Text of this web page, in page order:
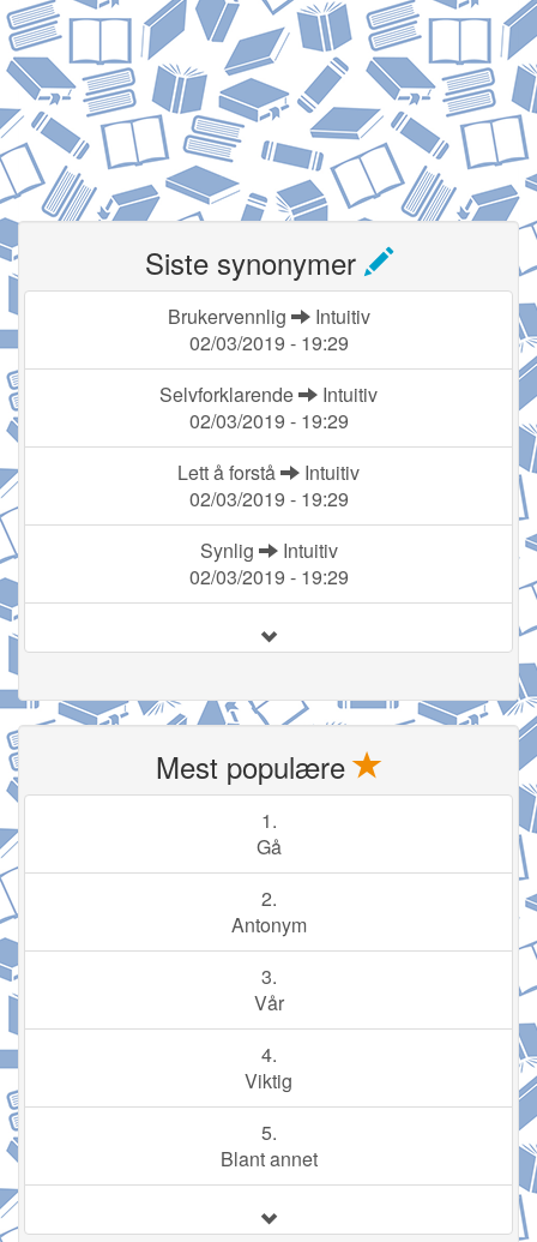
Siste synonymer
Brukervennlig
Intuitiv
02/03/2019 - 19:29
Selvforklarende
Intuitiv
02/03/2019 - 19:29
Lett å forstå
Intuitiv
02/03/2019 - 19:29
Synlig
Intuitiv
02/03/2019 - 19:29
Mest populære
1.
Gå
2.
Antonym
3.
Vår
4.
Viktig
5.
Blant annet